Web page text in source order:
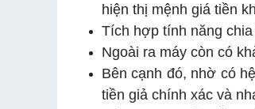
hiện thị mệnh giá tiền
Tích hợp tính năng
Ngoài ra máy còn có
Bên cạnh đó, nhờ có
tiền giả chính xác và